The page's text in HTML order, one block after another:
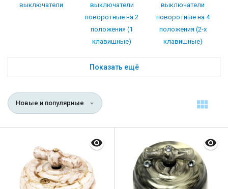
выключатели
выключатели
поворотные на 2
положения (1
клавишные)
выключатели
поворотные на 4
положения (2-х
клавишные)
Показать ещё
Новые и популярные